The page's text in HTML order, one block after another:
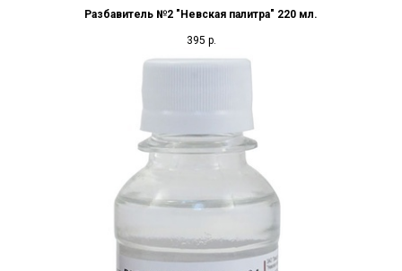
Разбавитель №2 "Невская палитра" 220 мл.
395 р.